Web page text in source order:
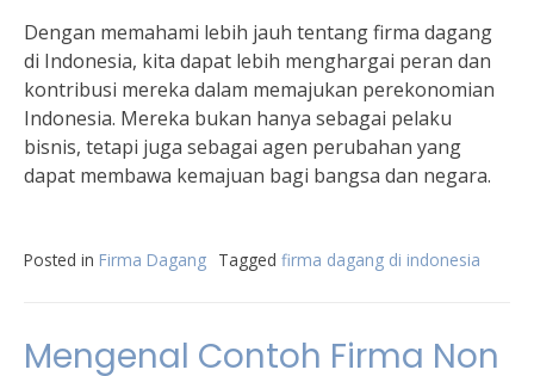
Dengan memahami lebih jauh tentang firma dagang
di Indonesia, kita dapat lebih menghargai peran dan
kontribusi mereka dalam memajukan perekonomian
Indonesia. Mereka bukan hanya sebagai pelaku
bisnis, tetapi juga sebagai agen perubahan yang
dapat membawa kemajuan bagi bangsa dan negara.
Posted in Firma Dagang Tagged firma dagang di indonesia
Mengenal Contoh Firma Non